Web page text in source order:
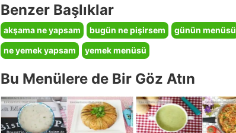
Benzer Başlıklar
akşama ne yapsam bugün ne pişirsem günün menüsü
ne yemek yapsam
yemek menüsü
Bu Menülere de Bir Göz Atın